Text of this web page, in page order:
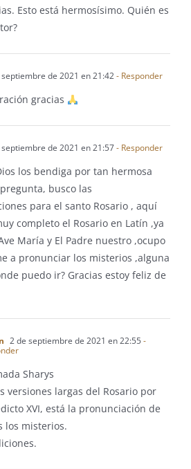
Esto está hermosísimo. Quién es
de 2021 en 21:42- Responder
gracias
de 2021 en 21:57- Responder
los bendiga por tan hermosa
busco las
para el santo Rosario , aquí
completo el Rosario en Latín ,ya
María y El Padre nuestro ,ocupo
a pronunciar los misterios ,alguna
puedo ir? Gracias estoy feliz de
2 de septiembre de 2021 en 22:55-
Sharys
versiones largas del Rosario por
XVI, está la pronunciación de
los misterios.